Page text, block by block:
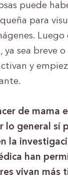
puede
para
Luego
ya sea breve
y
de mama
lo general sí
la
han
vivan más